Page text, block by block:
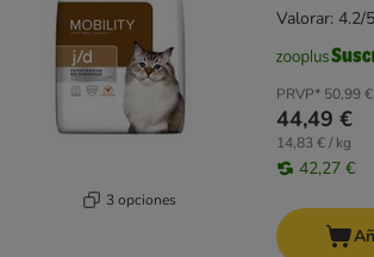
3 opciones
PRVP* 50,99 €
44,49 €
14,83 € / kg
42,27 €
Valorar: 4.2/5